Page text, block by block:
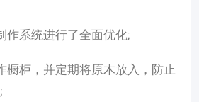
作系统进行了全面优化;
橱柜，并定期将原木放入，防止